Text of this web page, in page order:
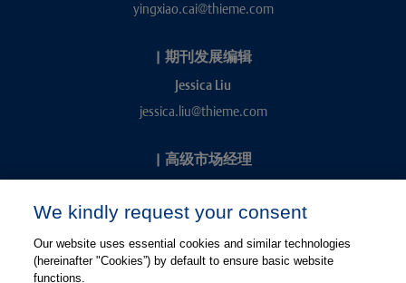
yingxiao.cai@thieme.com
| 期刊发展编辑
Jessica Liu
jessica.liu@thieme.com
| 高级市场经理
kevin.chang@thieme.com
We kindly request your consent
Our website uses essential cookies and similar technologies
(hereinafter "Cookies”) by default to ensure basic website
functions.